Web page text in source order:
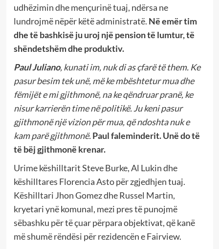
udhëzimin dhe mençurinë tuaj, ndërsa ne
lundrojmë nëpër këtë administratë. Në emër tim
dhe të bashkisë ju uroj një pension të lumtur, të
shëndetshëm dhe produktiv.
Paul Juliano, kunati im, nuk di as çfarë të them. Ke
pasur besim tek unë, më ke mbështetur mua dhe
fëmijët e mi gjithmonë, na ke qëndruar pranë, ke
nisur karrierën time në politikë. Ju keni pasur
gjithmonë një vizion për mua, që ndoshta nuk e
kam parë gjithmonë. Paul faleminderit. Unë do të
të bëj gjithmonë krenar.
Urime këshilltarit Steve Burke, Al Lukin dhe
këshilltares Florencia Asto për zgjedhjen tuaj.
Këshilltari Jhon Gomez dhe Russel Martin,
kryetari ynë komunal, mezi pres të punojmë
sëbashku për të çuar përpara objektivat, që kanë
më shumë rëndësi për rezidencën e Fairview.